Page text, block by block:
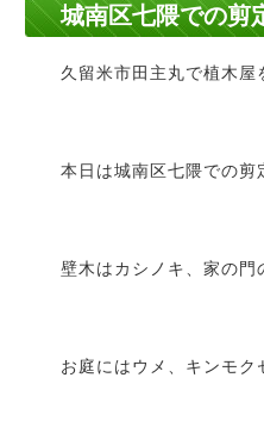
城南区七隈での
久留米市田主丸で植木
本日は城南区七隈での剪
壁木はカシノキ、家の門
お庭にはウメ、キンモ